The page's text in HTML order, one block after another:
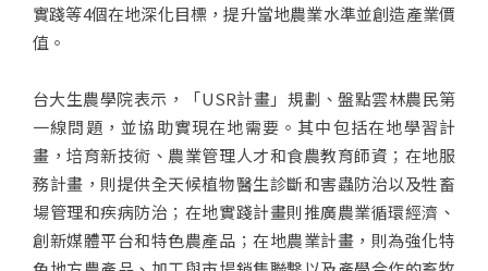
實踐等4個在地深化目標，提升當地農業水準並創造產業價
值。
台大生農學院表示，「USR計畫」規劃、盤點雲林農民第
一線問題，並協助實現在地需要。其中包括在地學習計
畫，培育新技術、農業管理人才和食農教育師資；在地服
務計畫，則提供全天候植物醫生診斷和害蟲防治以及牲畜
場管理和疾病防治；在地實踐計畫則推廣農業循環經濟、
創新媒體平台和特色農產品；在地農業計畫，則為強化特